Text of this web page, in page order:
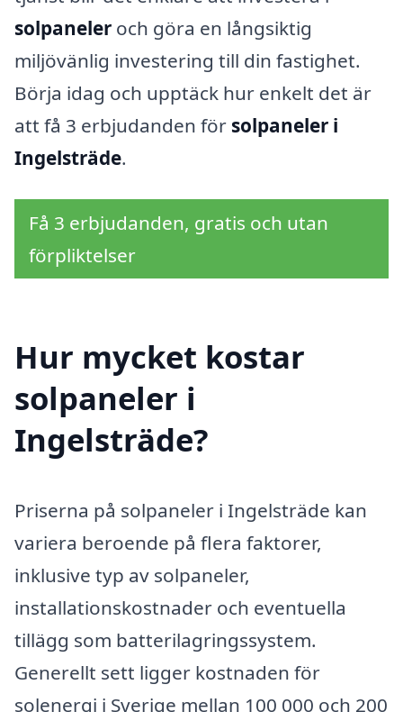
solpaneler och göra en långsiktig
miljövänlig investering till din fastighet.
Börja idag och upptäck hur enkelt det är
att få 3 erbjudanden för solpaneler i
Ingelsträde.
Få 3 erbjudanden, gratis och utan
förpliktelser
Hur mycket kostar
solpaneler i
Ingelsträde?
Priserna på solpaneler i Ingelsträde kan
variera beroende på flera faktorer,
inklusive typ av solpaneler,
installationskostnader och eventuella
tillägg som batterilagringssystem.
Generellt sett ligger kostnaden för
solenergi i Sverige mellan 100 000 och 200